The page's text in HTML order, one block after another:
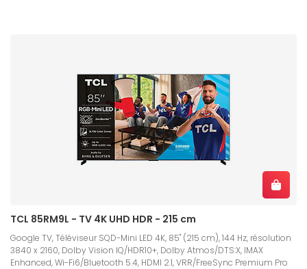
TCL 85RM9L - TV 4K UHD HDR - 215 cm
Google TV, Téléviseur SQD-Mini LED 4K, 85" (215 cm), 144 Hz, résolution
3840 x 2160, Dolby Vision IQ/HDR10+, Dolby Atmos/DTS:X, IMAX
Enhanced, Wi-Fi6/Bluetooth 5.4, HDMI 2.1, VRR/FreeSync Premium Pro